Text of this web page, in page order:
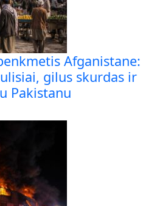
Afganistane:
gilus skurdas ir
Pakistanu